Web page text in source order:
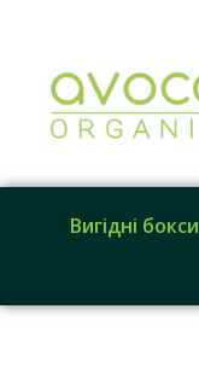
Вигідні бокси